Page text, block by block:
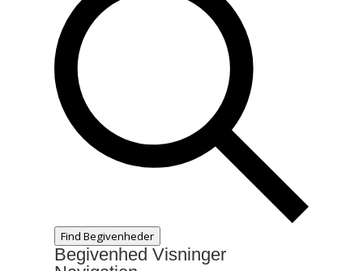
Find Begivenheder
Begivenhed Visninger